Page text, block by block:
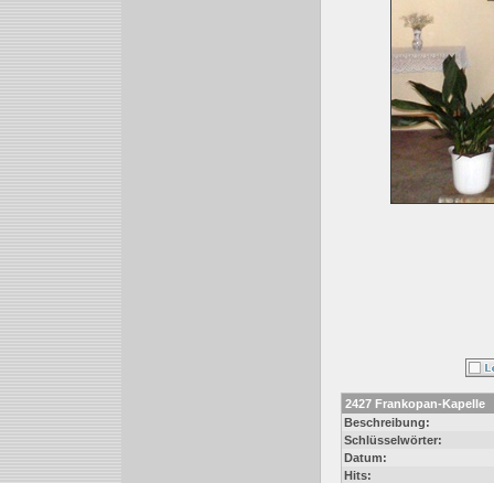
2427 Frankopan-Kapelle
Beschreibung:
Schlüsselwörter:
Datum:
Hits: